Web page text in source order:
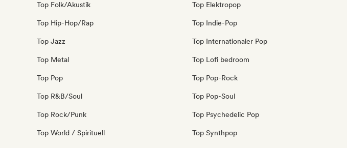
Top Folk/Akustik
Top Hip-Hop/Rap
Top Jazz
Top Metal
Top Pop
Top R&B/Soul
Top Rock/Punk
Top World / Spirituell
Top Elektropop
Top Indie-Pop
Top Internationaler Pop
Top Lofi bedroom
Top Pop-Rock
Top Pop-Soul
Top Psychedelic Pop
Top Synthpop